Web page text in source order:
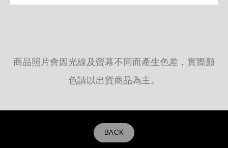
商品照片會因光線及螢幕不同而產生色差，實際顏
色請以出貨商品為主。
BACK